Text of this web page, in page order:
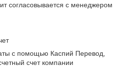
согласовывается с менеджером
с помощью Каспий Перевод,
счет компании